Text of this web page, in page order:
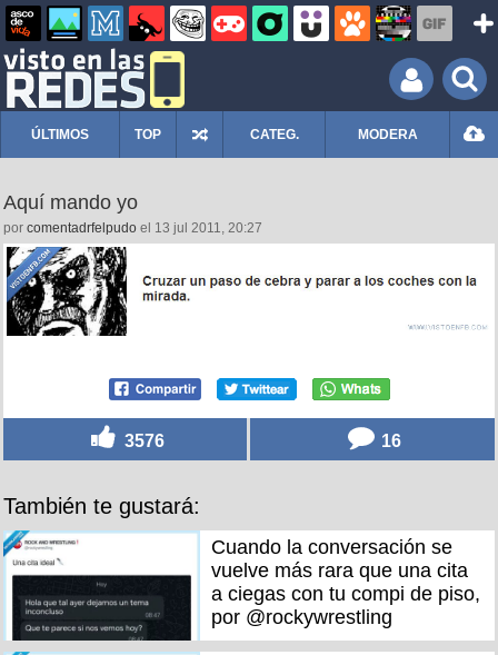
ÚLTIMOS TOP CATEG. MODERA
Aquí mando yo
por comentadrfelpudo el 13 jul 2011, 20:27
3576 16
También te gustará:
Cuando la conversación se
vuelve más rara que una cita
a ciegas con tu compi de piso,
por @rockywrestling